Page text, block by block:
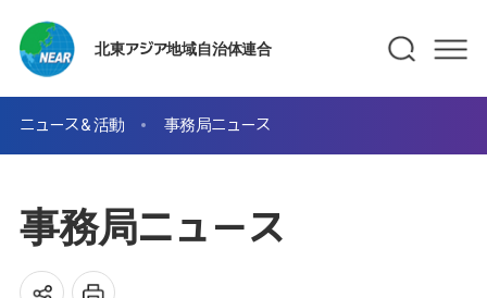
北東アジア地域自治体連合
ニュース＆活動 事務局ニュース
事務局ニュース